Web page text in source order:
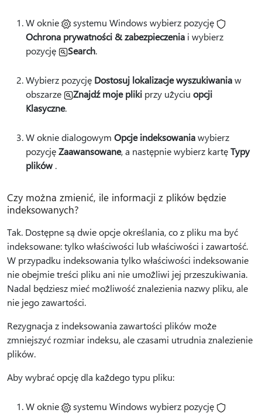
W oknie
systemu Windows wybierz pozycję
Ochrona prywatności & zabezpieczenia i wybierz
pozycję
Search.
Wybierz pozycję Dostosuj lokalizacje wyszukiwaniaw
obszarze
Znajdź moje pliki przy użyciu opcji
Klasyczne.
W oknie dialogowym Opcje indeksowaniawybierz
pozycjęZaawansowane, a następnie wybierz kartęTypy
plików .
Czy można zmienić, ile informacji z plików będzie
indeksowanych?
Tak. Dostępne są dwie opcje określania, co z pliku ma być
indeksowane: tylko właściwości lub właściwości i zawartość.
W przypadku indeksowania tylko właściwości indeksowanie
nie obejmie treści pliku ani nie umożliwi jej przeszukiwania.
Nadal będziesz mieć możliwość znalezienia nazwy pliku, ale
nie jego zawartości.
Rezygnacja z indeksowania zawartości plików może
zmniejszyć rozmiar indeksu, ale czasami utrudnia znalezienie
plików.
Aby wybrać opcję dla każdego typu pliku:
W oknie
systemu Windows wybierz pozycję